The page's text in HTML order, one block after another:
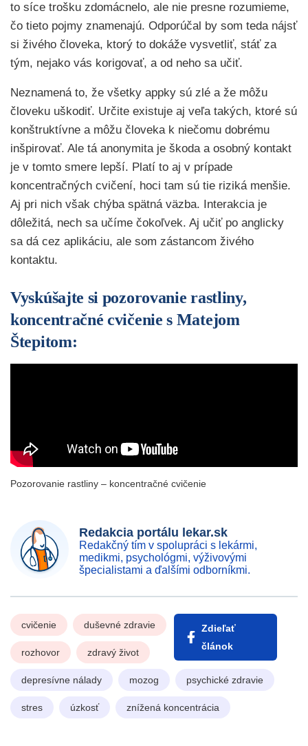
to síce trošku zdomácnelo, ale nie presne rozumieme,
čo tieto pojmy znamenajú. Odporúčal by som teda nájsť
si živého človeka, ktorý to dokáže vysvetliť, stáť za
tým, nejako vás korigovať, a od neho sa učiť.
Neznamená to, že všetky appky sú zlé a že môžu
človeku uškodiť. Určite existuje aj veľa takých, ktoré sú
konštruktívne a môžu človeka k niečomu dobrému
inšpirovať. Ale tá anonymita je škoda a osobný kontakt
je v tomto smere lepší. Platí to aj v prípade
koncentračných cvičení, hoci tam sú tie riziká menšie.
Aj pri nich však chýba spätná väzba. Interakcia je
dôležitá, nech sa učíme čokoľvek. Aj učiť po anglicky
sa dá cez aplikáciu, ale som zástancom živého
kontaktu.
Vyskúšajte si pozorovanie rastliny,
koncentračné cvičenie s Matejom
Štepitom:
Pozorovanie rastliny – koncentračné cvičenie
Redakcia portálu lekar.sk
Redakčný tím v spolupráci s lekármi,
medikmi, psychológmi, výživovými
špecialistami a ďalšími odborníkmi.
cvičenie duševné zdravie
rozhovor zdravý život
Zdieľať
článok
depresívne nálady mozog psychické zdravie
stres úzkosť znížená koncentrácia